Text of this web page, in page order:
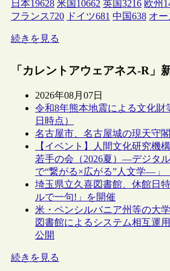
日本19628 米国 10662 英国3216 欧州
フランス720 ドイツ681 中国638 オ
続きを見る
「カレントアウェアネス-R」
2026年08月07日
令和8年熊本地震による文化財
日時点）
名古屋市、名古屋城の現天守
【イベント】人間文化研究機
若手の会（2026夏）―デジタ
で“繋がる×広がる”人文学―」
埼玉県立久喜図書館、休館日
ルで一句!」を開催
米・ペンシルバニア州等の大
図書館によるシステム相互運
公開
続きを見る